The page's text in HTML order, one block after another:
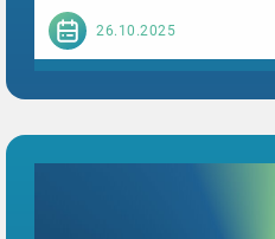
26.10.2025